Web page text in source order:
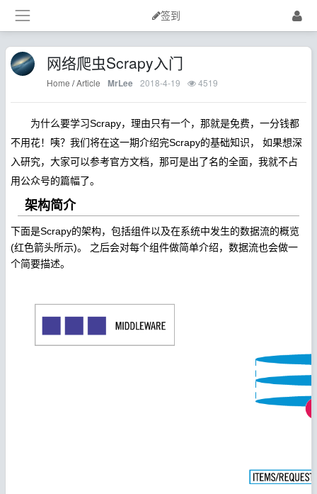
签到
网络爬虫Scrapy入门
Home / Article MrLee 2018-4-19 4519
为什么要学习Scrapy，理由只有一个，那就是免费，一分钱都
不用花！ 咦？我们将在这一期介绍完Scrapy的基础知识， 如果想深
入研究，大家可以参考官方文档，那可是出了名的全面，我就不占
用公众号的篇幅了。
架构简介
下面是Scrapy的架构，包括组件以及在系统中发生的数据流的概览
(红色箭头所示)。 之后会对每个组件做简单介绍，数据流也会做一
个简要描述。